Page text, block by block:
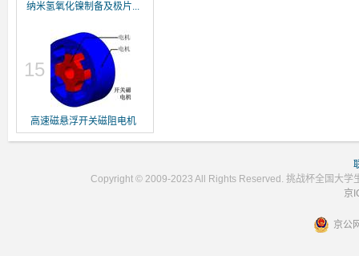
纳米氢氧化镍制备及极片...
15
高速磁悬浮开关磁阻电机
Copyright © 2009-2023 All Rights Reserved. 挑战杯全国大学
京
京公